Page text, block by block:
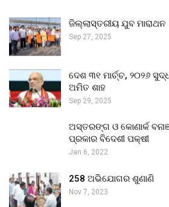
ଜିଲ୍ଲାସ୍ତରୀୟ ଯୁବ ମାରାଥନ
Sep 27, 2025
ଦେଶ ୩୧ ମାର୍ଚ୍ଚ, ୨୦୨୬
ଅମିତ ଶାହ
Sep 29, 2025
ଅସ୍ତରଙ୍ଗ ଓ କୋଣାର୍କ
ପ୍ରକାର ବିଦେଶୀ ପକ୍ଷୀ
Jan 6, 2022
258 ଅଭିଯୋଗର ଶୁଣାଣି
Nov 7, 2023